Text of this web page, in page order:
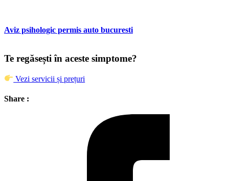
Aviz psihologic permis auto bucuresti
Te regăsești în aceste simptome?
Vezi servicii și prețuri
Share :